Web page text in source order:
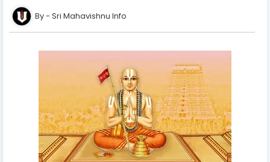
Sri Mahavishnu Info